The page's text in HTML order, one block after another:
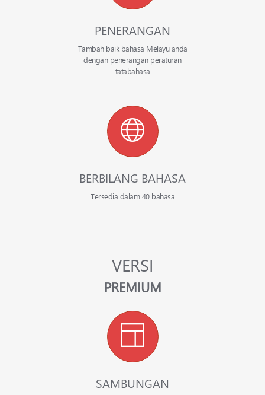
PENERANGAN
Tambah baik bahasa Melayu anda
dengan penerangan peraturan
tatabahasa
BERBILANG BAHASA
Tersedia dalam 40 bahasa
VERSI
PREMIUM
SAMBUNGAN